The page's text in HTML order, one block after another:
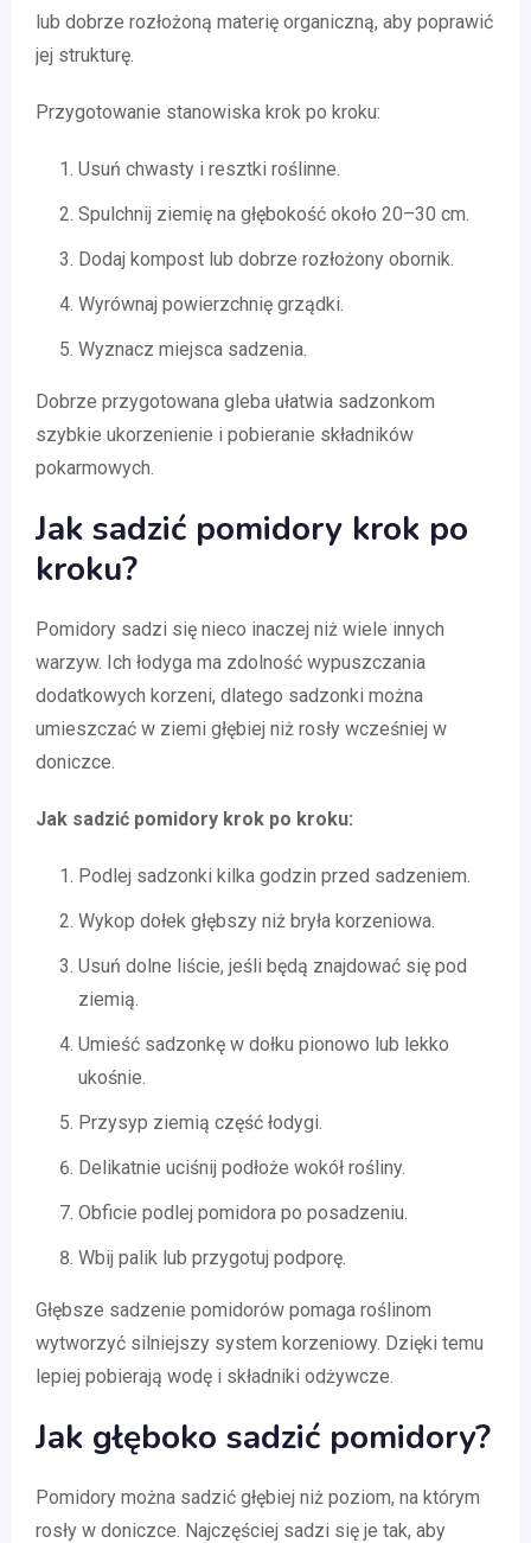
lub dobrze rozłożoną materię organiczną, aby poprawić
jej strukturę.
Przygotowanie stanowiska krok po kroku:
Usuń chwasty i resztki roślinne.
Spulchnij ziemię na głębokość około 20–30 cm.
Dodaj kompost lub dobrze rozłożony obornik.
Wyrównaj powierzchnię grządki.
Wyznacz miejsca sadzenia.
Dobrze przygotowana gleba ułatwia sadzonkom
szybkie ukorzenienie i pobieranie składników
pokarmowych.
Jak sadzić pomidory krok po
kroku?
Pomidory sadzi się nieco inaczej niż wiele innych
warzyw. Ich łodyga ma zdolność wypuszczania
dodatkowych korzeni, dlatego sadzonki można
umieszczać w ziemi głębiej niż rosły wcześniej w
doniczce.
Jak sadzić pomidory krok po kroku:
Podlej sadzonki kilka godzin przed sadzeniem.
Wykop dołek głębszy niż bryła korzeniowa.
Usuń dolne liście, jeśli będą znajdować się pod
ziemią.
Umieść sadzonkę w dołku pionowo lub lekko
ukośnie.
Przysyp ziemią część łodygi.
Delikatnie uciśnij podłoże wokół rośliny.
Obficie podlej pomidora po posadzeniu.
Wbij palik lub przygotuj podporę.
Głębsze sadzenie pomidorów pomaga roślinom
wytworzyć silniejszy system korzeniowy. Dzięki temu
lepiej pobierają wodę i składniki odżywcze.
Jak głęboko sadzić pomidory?
Pomidory można sadzić głębiej niż poziom, na którym
rosły w doniczce. Najczęściej sadzi się je tak, aby